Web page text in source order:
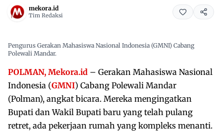
mekora.id
Tim Redaksi
Pengurus Gerakan Mahasiswa Nasional Indonesia (GMNI) Cabang
Polewali Mandar.
POLMAN, Mekora.id – Gerakan Mahasiswa Nasional
Indonesia (GMNI) Cabang Polewali Mandar
(Polman), angkat bicara. Mereka mengingatkan
Bupati dan Wakil Bupati baru yang telah pulang
retret, ada pekerjaan rumah yang kompleks menanti.